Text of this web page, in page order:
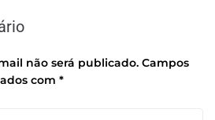
não será publicado. Campos
com *